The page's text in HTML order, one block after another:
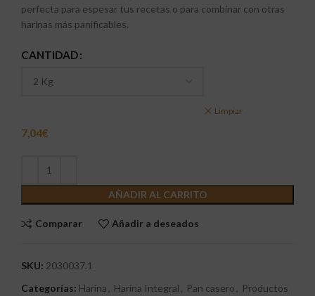
perfecta para espesar tus recetas o para combinar con otras
harinas más panificables.
CANTIDAD
Limpiar
7,04€
AÑADIR AL CARRITO
Comparar Añadir a deseados
SKU: 2030037.1
Categorías: Harina , Harina Integral , Pan casero , Productos